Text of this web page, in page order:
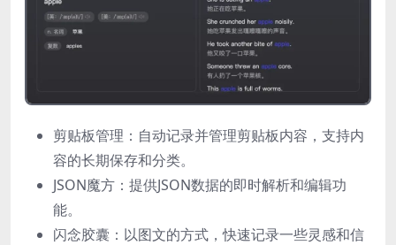
剪贴板管理：自动记录并管理剪贴板内容，支持内
容的长期保存和分类。
JSON魔方：提供JSON数据的即时解析和编辑功
能。
闪念胶囊：以图文的方式，快速记录一些灵感和信